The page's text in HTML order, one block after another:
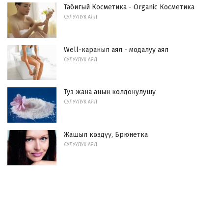
Табигый Косметика - Organic Косметика
СУЛУУЛУК АЯЛ
Well-каранып аял - модалуу аял
СУЛУУЛУК АЯЛ
Туз жана анын колдонулушу
СУЛУУЛУК АЯЛ
Жашыл көздүү, Брюнетка
СУЛУУЛУК АЯЛ